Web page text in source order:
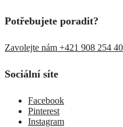
Potřebujete poradit?
Zavolejte nám +421 908 254
Sociální síte
Facebook
Pinterest
Instagram